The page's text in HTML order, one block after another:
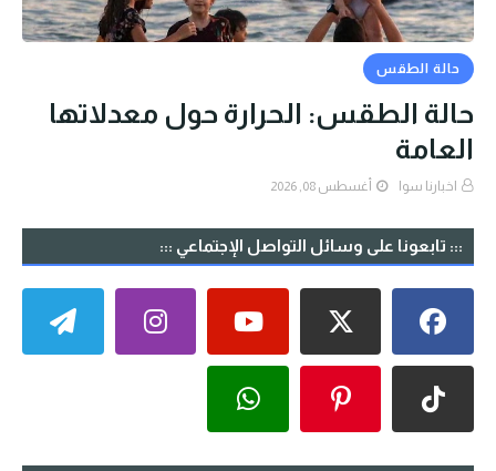
حالة الطقس
حالة الطقس: الحرارة حول معدلاتها
العامة
اخبارنا سوا أغسطس 08, 2026
::: تابعونا على وسائل التواصل الإجتماعي :::